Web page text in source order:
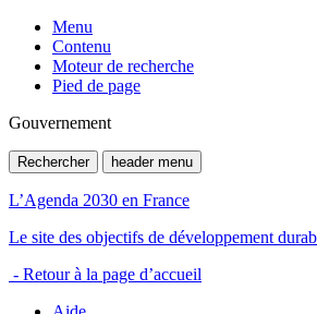
Menu
Contenu
Moteur de recherche
Pied de page
Gouvernement
Rechercher header menu
L’Agenda 2030 en France
Le site des objectifs de développement
- Retour à la page d’accueil